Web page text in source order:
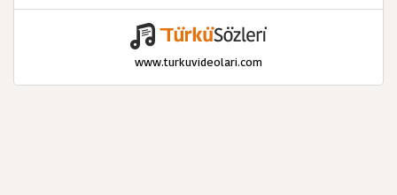
www.turkuvideolari.com